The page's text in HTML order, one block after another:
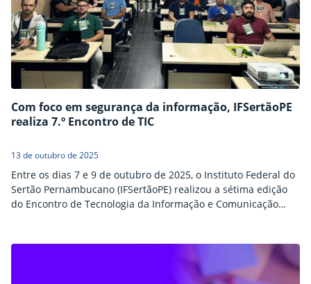
Com foco em segurança da informação, IFSertãoPE
realiza 7.º Encontro de TIC
13 de outubro de 2025
Entre os dias 7 e 9 de outubro de 2025, o Instituto Federal do
Sertão Pernambucano (IFSertãoPE) realizou a sétima edição
do Encontro de Tecnologia da Informação e Comunicação
profissionais da instituição e da Universidade Federal do
Vale do São Francisco (Univasf) durante três dias de
atividades voltadas para integração e a troca de experiências